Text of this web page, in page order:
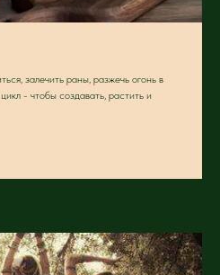
залечить раны, разжечь огонь в
- чтобы создавать, растить и